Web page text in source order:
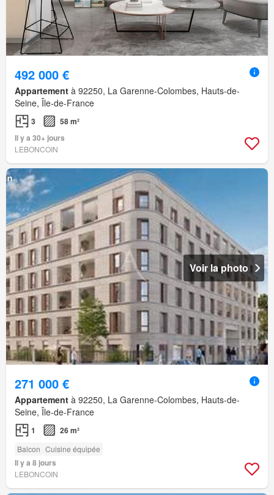
492 000 €
Appartement à 92250, La Garenne-Colombes, Hauts-de-
Seine, Île-de-France
3
58 m²
Il y a 30+ jours
LEBONCOIN
Voir la photo
271 000 €
Appartement à 92250, La Garenne-Colombes, Hauts-de-
Seine, Île-de-France
1 26 m²
Balcon Cuisine équipée
Il y a 8 jours
LEBONCOIN